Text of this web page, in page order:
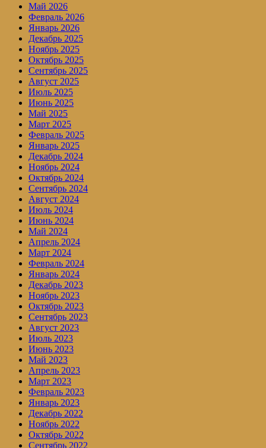
Май 2026
Февраль 2026
Январь 2026
Декабрь 2025
Ноябрь 2025
Октябрь 2025
Сентябрь 2025
Август 2025
Июль 2025
Июнь 2025
Май 2025
Март 2025
Февраль 2025
Январь 2025
Декабрь 2024
Ноябрь 2024
Октябрь 2024
Сентябрь 2024
Август 2024
Июль 2024
Июнь 2024
Май 2024
Апрель 2024
Март 2024
Февраль 2024
Январь 2024
Декабрь 2023
Ноябрь 2023
Октябрь 2023
Сентябрь 2023
Август 2023
Июль 2023
Июнь 2023
Май 2023
Апрель 2023
Март 2023
Февраль 2023
Январь 2023
Декабрь 2022
Ноябрь 2022
Октябрь 2022
Сентябрь 2022